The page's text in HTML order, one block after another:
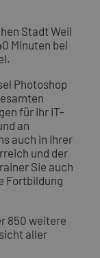
Stadt Weil
Minuten bei
Photoshop
für Ihr IT-
an
auch in Ihrer
und der
Sie auch
Fortbildung
850 weitere
aller